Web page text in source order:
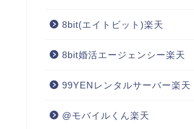
8bit(エイトビット)楽天
8bit婚活エージェンシー楽天
99YENレンタルサーバー楽天
@モバイルくん楽天